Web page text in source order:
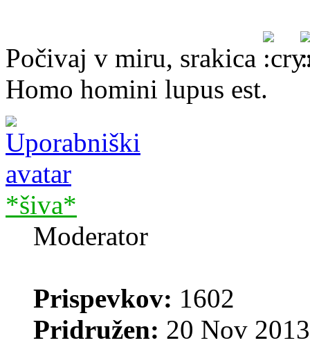
Počivaj v miru, srakica
Homo homini lupus est.
*šiva*
Moderator
Prispevkov: 1602
Pridružen: 20 Nov